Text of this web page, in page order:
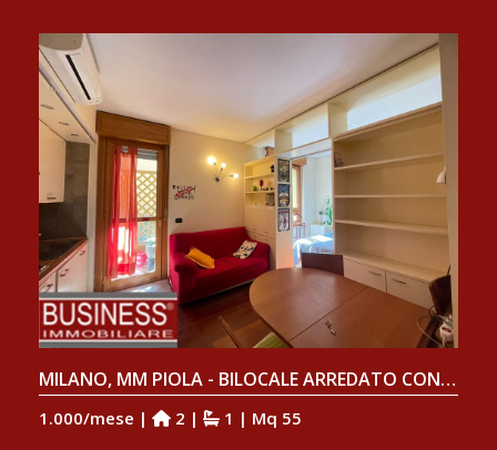
MILANO, MM PIOLA - BILOCALE ARREDATO CON TERRAZZINO
1.000/mese | 2 | 1 | Mq 55